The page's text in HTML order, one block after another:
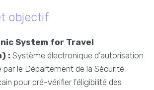
objectif
System for Travel
: Système électronique d'autorisation
par le Département de la Sécurité
pour pré-vérifier l'éligibilité des